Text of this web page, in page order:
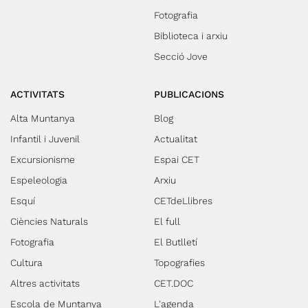
Fotografia
Biblioteca i arxiu
Secció Jove
ACTIVITATS
Alta Muntanya
Infantil i Juvenil
Excursionisme
Espeleologia
Esquí
Ciències Naturals
Fotografia
Cultura
Altres activitats
Escola de Muntanya
PUBLICACIONS
Blog
Actualitat
Espai CET
Arxiu
CETdeLlibres
El full
El Butlletí
Topografies
CET.DOC
L'agenda